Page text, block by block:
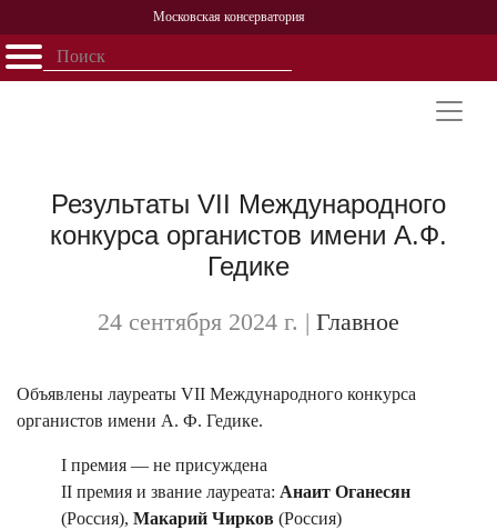
Московская консерватория
Открыть - закрыть
Персоналии
История
Результаты VII Международного
конкурса органистов имени А.Ф.
Гедике
24 сентября 2024 г. | Главное
Объявлены лауреаты VII Международного конкурса
органистов имени А. Ф. Гедике.
I премия — не присуждена
II премия и звание лауреата: Анаит Оганесян
(Россия), Макарий Чирков (Россия)